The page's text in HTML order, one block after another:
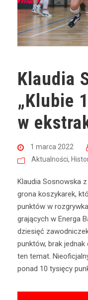
Klaudia
„Klubie
w
1 marca 2022
Aktualności,
Klaudia Sosnowska
grona koszykarek,
punktów w
grających w Energa
dziesięć
punktów, brak
ten temat.
ponad 10 tysięcy